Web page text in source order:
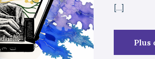
[…]
Plus